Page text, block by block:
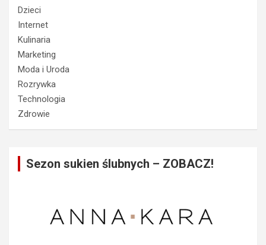
Dzieci
Internet
Kulinaria
Marketing
Moda i Uroda
Rozrywka
Technologia
Zdrowie
Sezon sukien ślubnych – ZOBACZ!